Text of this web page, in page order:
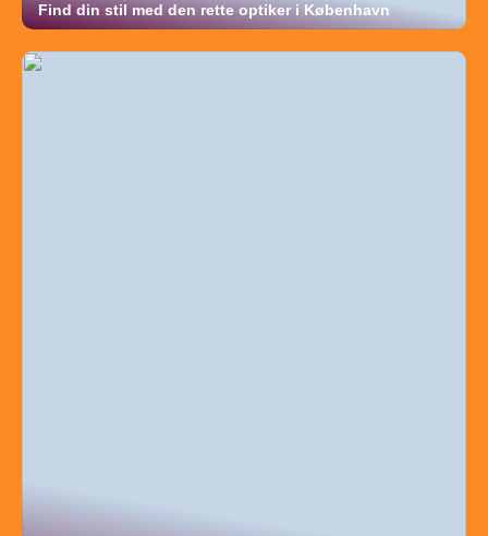
Find din stil med den rette optiker i København